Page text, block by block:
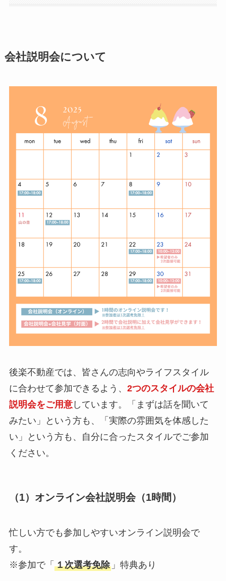
会社説明会について
後楽不動産では、皆さんの志向やライフスタイル
に合わせて参加できるよう、 2つのスタイルの会社
説明会をご用意しています。「まずは話を聞いて
みたい」という方も、「実際の雰囲気を体感した
い」という方も、自分に合ったスタイルでご参加
ください。
（1）オンライン会社説明会（1時間）
忙しい方でも参加しやすいオンライン説明会で
す。
※参加で「 １次選考免除」特典あり